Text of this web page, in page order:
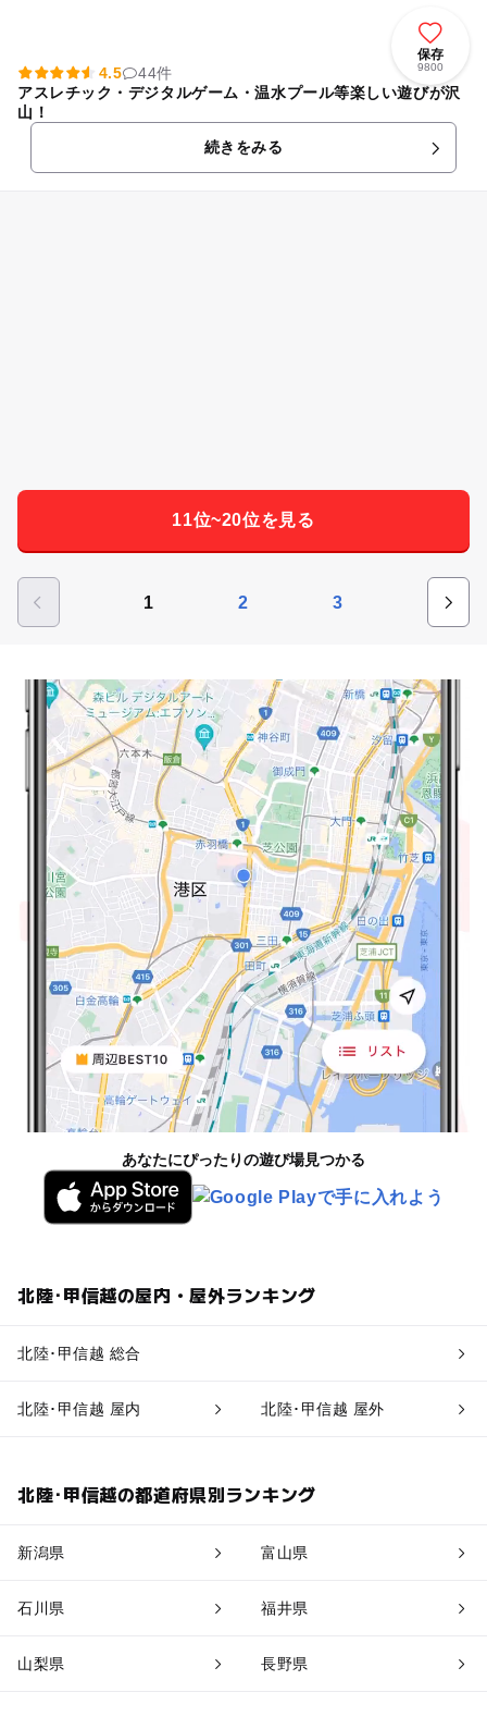
保存
9800
4.5
44件
アスレチック・デジタルゲーム・温水プール等楽しい遊びが沢
山！
続きをみる
11位~20位を見る
1 2 3
あなたにぴったりの遊び場見つかる
北陸･甲信越の屋内・屋外ランキング
北陸･甲信越 総合
北陸･甲信越 屋内 北陸･甲信越 屋外
北陸･甲信越の都道府県別ランキング
新潟県 富山県
石川県 福井県
山梨県 長野県